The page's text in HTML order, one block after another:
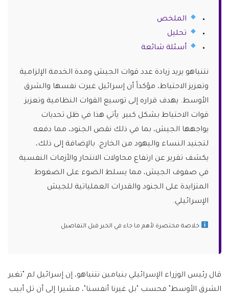
الملخص
تحليل
أسئلة شائعة
نتنياهو يريد زيادة عدد قوات الجيش ومدة الخدمة الإلزامية
وتعزيز الاحتياط، مؤكداً أن إسرائيل غيرت نفسها والشرق
الأوسط. يهدف قراره إلى توسيع القوات النظامية وتعزيز
قوات الاحتياط بشكل كبير. يأتي هذا في ظل تحديات
يواجهها الجيش، بما في ذلك نقص الجنود، مما دفعه
لتجنيد النساء واليهود من الخارج. بالإضافة إلى ذلك،
يكشف تقرير عن ارتفاع محاولات الانتحار والأزمات النفسية
في صفوف الجيش، مما يسلط الضوء على الضغوط
المتزايدة على الجنود والقدرات العملياتية للجيش
الإسرائيلي.
خلاصة مختصرة لأهم ما جاء في الخبر قبل التفاصيل
قال رئيس الوزراء الإسرائيلي بنيامين نتنياهو، إن إسرائيل لم "تغير
الشرق الأوسط" فحسب "بل غيرنا أنفسنا"، مشيرا إلى أن تل أبيب